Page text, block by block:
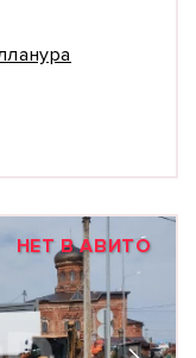
НЕТ В АВИТО